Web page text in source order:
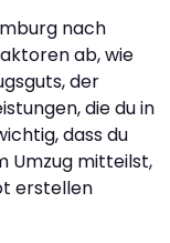
nach
ab, wie
der
die du in
dass du
Umzug mitteilst,
erstellen